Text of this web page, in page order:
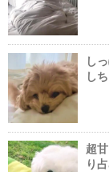
し
し
超
り